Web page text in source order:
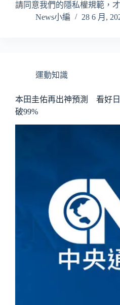
請同意我們的隱私權規範，
News小編
28 6 月,
運動知識
本田圭佑再出神預測 看好
破99%